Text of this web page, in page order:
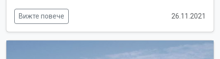
Вижте повече 26.11.2021